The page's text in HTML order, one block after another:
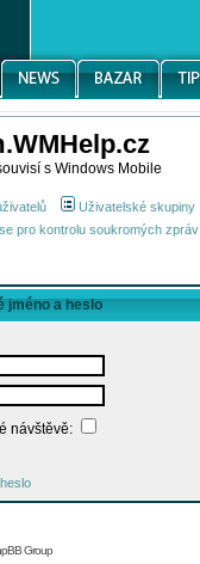
s Windows Mobile
Uživatelské skupiny
pro kontrolu soukromých zpráv
jméno a heslo
návštěvě:
Group